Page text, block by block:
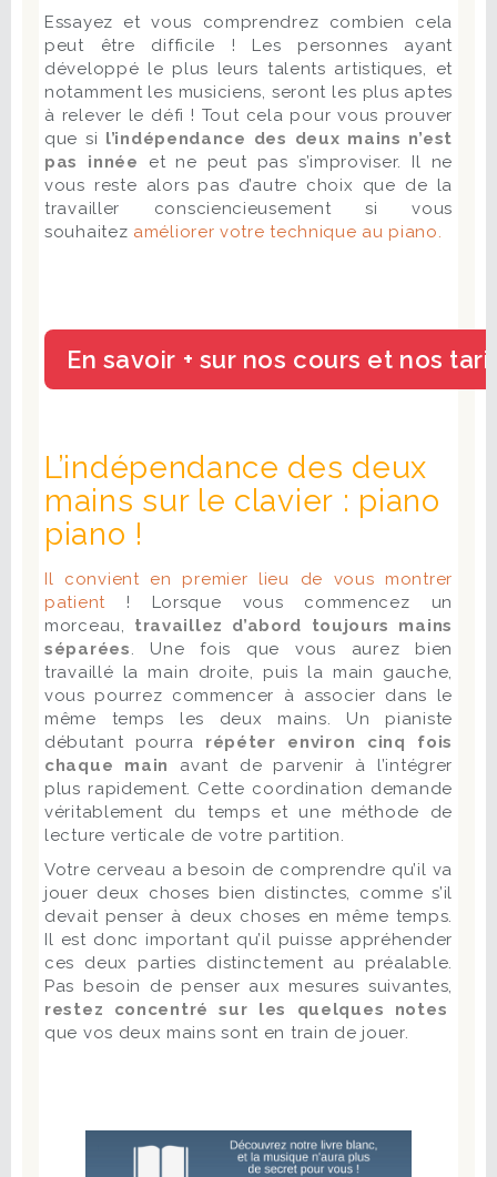
Essayez et vous comprendrez combien cela
peut être difficile ! Les personnes ayant
développé le plus leurs talents artistiques, et
notamment les musiciens, seront les plus aptes
à relever le défi ! Tout cela pour vous prouver
que si l’indépendance des deux mains n’est
pas innée et ne peut pas s’improviser. Il ne
vous reste alors pas d’autre choix que de la
travailler consciencieusement si vous
souhaitez améliorer votre technique au piano.
L’indépendance des deux
mains sur le clavier : piano
piano !
Il convient en premier lieu de vous montrer
patient ! Lorsque vous commencez un
morceau, travaillez d’abord toujours mains
séparées. Une fois que vous aurez bien
travaillé la main droite, puis la main gauche,
vous pourrez commencer à associer dans le
même temps les deux mains. Un pianiste
débutant pourra répéter environ cinq fois
chaque main
avant de parvenir à l’intégrer
plus rapidement. Cette coordination demande
véritablement du temps et une méthode de
lecture verticale de votre partition.
Votre cerveau a besoin de comprendre qu’il va
jouer deux choses bien distinctes, comme s’il
devait penser à deux choses en même temps.
Il est donc important qu’il puisse appréhender
ces deux parties distinctement au préalable.
Pas besoin de penser aux mesures suivantes,
restez concentré sur les quelques notes
que vos deux mains sont en train de jouer.